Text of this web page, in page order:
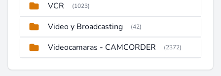
VCR (1023)
Video y Broadcasting (42)
Videocamaras - CAMCORDER (2372)